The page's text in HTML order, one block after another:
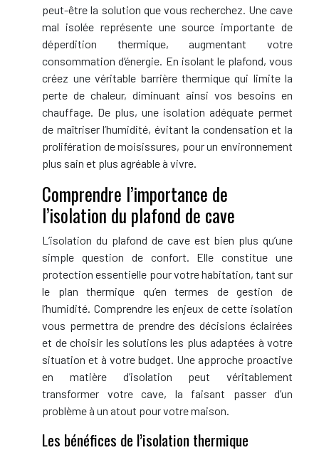
peut-être la solution que vous recherchez. Une cave
mal isolée représente une source importante de
déperdition thermique, augmentant votre
consommation d’énergie. En isolant le plafond, vous
créez une véritable barrière thermique qui limite la
perte de chaleur, diminuant ainsi vos besoins en
chauffage. De plus, une isolation adéquate permet
de maîtriser l’humidité, évitant la condensation et la
prolifération de moisissures, pour un environnement
plus sain et plus agréable à vivre.
Comprendre l’importance de
l’isolation du plafond de cave
L’isolation du plafond de cave est bien plus qu’une
simple question de confort. Elle constitue une
protection essentielle pour votre habitation, tant sur
le plan thermique qu’en termes de gestion de
l’humidité. Comprendre les enjeux de cette isolation
vous permettra de prendre des décisions éclairées
et de choisir les solutions les plus adaptées à votre
situation et à votre budget. Une approche proactive
en matière d’isolation peut véritablement
transformer votre cave, la faisant passer d’un
problème à un atout pour votre maison.
Les bénéfices de l’isolation thermique